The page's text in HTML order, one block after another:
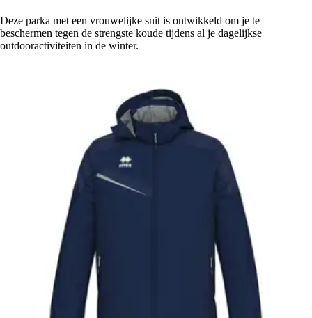
Deze parka met een vrouwelijke snit is ontwikkeld om je te
beschermen tegen de strengste koude tijdens al je dagelijkse
outdooractiviteiten in de winter.